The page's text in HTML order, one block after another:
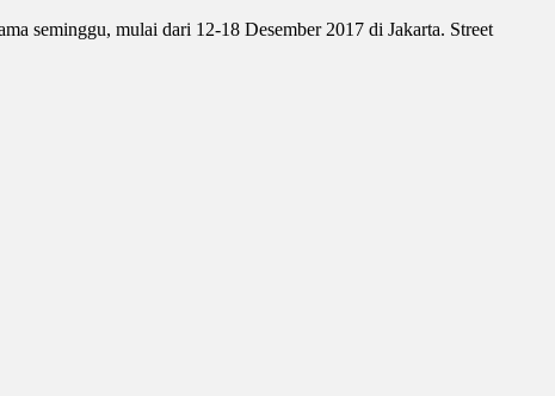
seminggu, mulai dari 12-18 Desember 2017 di Jakarta. Street